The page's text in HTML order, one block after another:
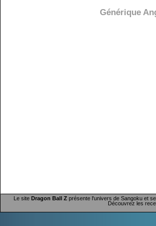
Générique
Le site Dragon Ball Zprésente l'univers de Sangoku et
Découvrez les